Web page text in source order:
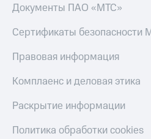
Документы ПАО «МТС»
Сертификаты
Правовая информация
Комплаенс и деловая этика
Раскрытие информации
Политика обработки cookies